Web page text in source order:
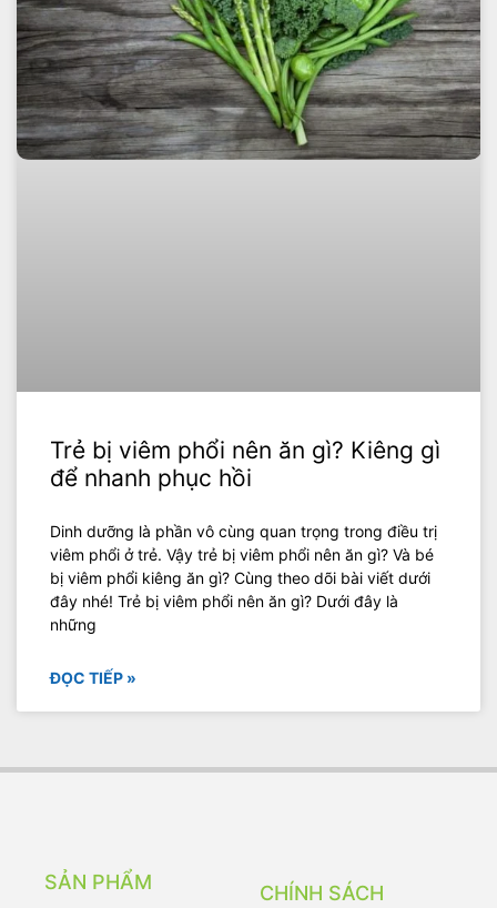
Trẻ bị viêm phổi nên ăn gì? Kiêng gì
để nhanh phục hồi
Dinh dưỡng là phần vô cùng quan trọng trong điều trị
viêm phổi ở trẻ. Vậy trẻ bị viêm phổi nên ăn gì? Và bé
bị viêm phổi kiêng ăn gì? Cùng theo dõi bài viết dưới
đây nhé! Trẻ bị viêm phổi nên ăn gì? Dưới đây là
những
ĐỌC TIẾP »
SẢN PHẨM CHÍNH SÁCH